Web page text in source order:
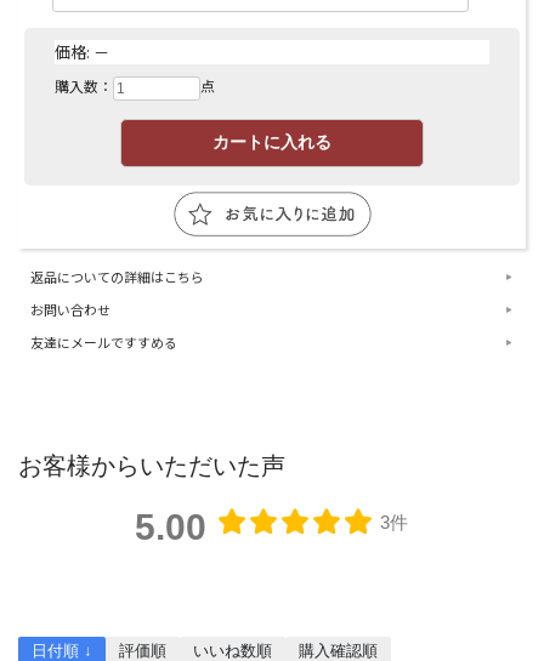
価格: －
購入数： 点
返品についての詳細はこちら
お問い合わせ
友達にメールですすめる
お客様からいただいた声
5.00 3件
日付順 ↓ 評価順 いいね数順
購入確認順